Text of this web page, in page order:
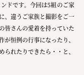
ドです。今回は5組のご家
、違うご家族と撮影をご一
皆さんの愛着を持っていた
恒例の行事になったり、
れたりできたら・・と、